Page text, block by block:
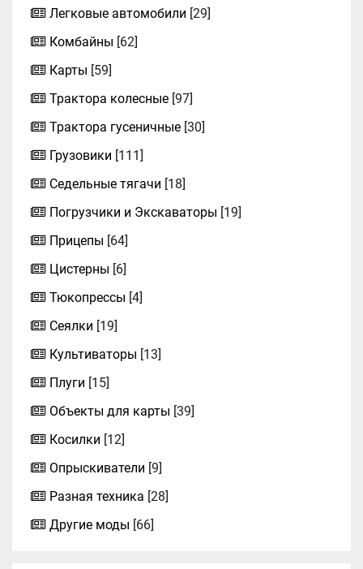
Легковые автомобили [29]
Комбайны [62]
Карты [59]
Трактора колесные [97]
Трактора гусеничные [30]
Грузовики [111]
Седельные тягачи [18]
Погрузчики и Экскаваторы [19]
Прицепы [64]
Цистерны [6]
Тюкопрессы [4]
Сеялки [19]
Культиваторы [13]
Плуги [15]
Объекты для карты [39]
Косилки [12]
Опрыскиватели [9]
Разная техника [28]
Другие моды [66]